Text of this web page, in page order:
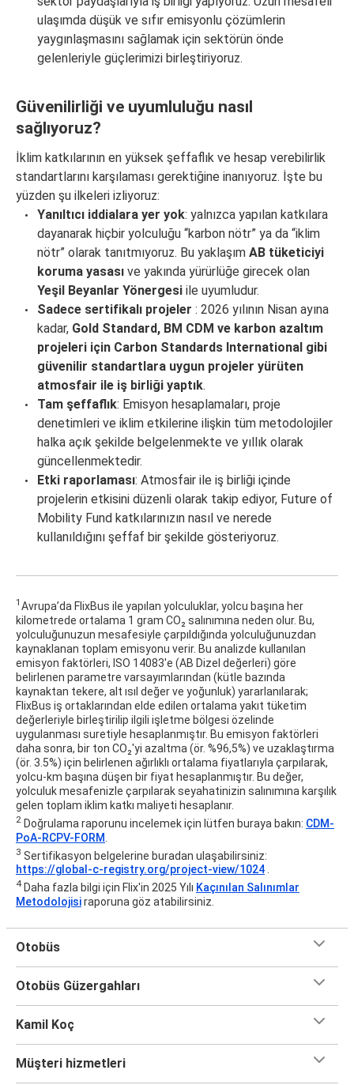
ulaşımda düşük ve sıfır emisyonlu çözümlerin
yaygınlaşmasını sağlamak için sektörün önde
gelenleriyle güçlerimizi birleştiriyoruz.
Güvenilirliği ve uyumluluğu nasıl
sağlıyoruz?
İklim katkılarının en yüksek şeffaflık ve hesap verebilirlik
standartlarını karşılaması gerektiğine inanıyoruz. İşte bu
yüzden şu ilkeleri izliyoruz:
Yanıltıcı iddialara yer yok: yalnızca yapılan katkılara
dayanarak hiçbir yolculuğu “karbon nötr” ya da “iklim
nötr” olarak tanıtmıyoruz. Bu yaklaşım AB tüketiciyi
koruma yasası ve yakında yürürlüğe girecek olan
Yeşil Beyanlar Yönergesi ile uyumludur.
Sadece sertifikalı projeler : 2026 yılının Nisan ayına
kadar, Gold Standard, BM CDM ve karbon azaltım
projeleri için Carbon Standards International gibi
güvenilir standartlara uygun projeler yürüten
atmosfair ile iş birliği yaptık.
Tam şeffaflık: Emisyon hesaplamaları, proje
denetimleri ve iklim etkilerine ilişkin tüm metodolojiler
halka açık şekilde belgelenmekte ve yıllık olarak
güncellenmektedir.
Etki raporlaması: Atmosfair ile iş birliği içinde
projelerin etkisini düzenli olarak takip ediyor, Future of
Mobility Fund katkılarınızın nasıl ve nerede
kullanıldığını şeffaf bir şekilde gösteriyoruz.
1 Avrupa’da FlixBus ile yapılan yolculuklar, yolcu başına her
kilometrede ortalama 1 gram CO₂ salınımına neden olur. Bu,
yolculuğunuzun mesafesiyle çarpıldığında yolculuğunuzdan
kaynaklanan toplam emisyonu verir. Bu analizde kullanılan
emisyon faktörleri, ISO 14083'e (AB Dizel değerleri) göre
belirlenen parametre varsayımlarından (kütle bazında
kaynaktan tekere, alt ısıl değer ve yoğunluk) yararlanılarak;
FlixBus iş ortaklarından elde edilen ortalama yakıt tüketim
değerleriyle birleştirilip ilgili işletme bölgesi özelinde
uygulanması suretiyle hesaplanmıştır. Bu emisyon faktörleri
daha sonra, bir ton CO₂'yi azaltma (ör. %96,5%) ve uzaklaştırma
(ör. 3.5%) için belirlenen ağırlıklı ortalama fiyatlarıyla çarpılarak,
yolcu-km başına düşen bir fiyat hesaplanmıştır. Bu değer,
yolculuk mesafenizle çarpılarak seyahatinizin salınımına karşılık
gelen toplam iklim katkı maliyeti hesaplanır.
2 Doğrulama raporunu incelemek için lütfen buraya bakın: CDM-
PoA-RCPV-FORM
3 Sertifikasyon belgelerine buradan ulaşabilirsiniz:
https://global-c-registry.org/project-view/1024 .
4 Daha fazla bilgi için Flix'in 2025 Yılı Kaçınılan Salınımlar
Metodolojisiraporuna göz atabilirsiniz.
Otobüs
Otobüs Güzergahları
Kamil Koç
Müşteri hizmetleri